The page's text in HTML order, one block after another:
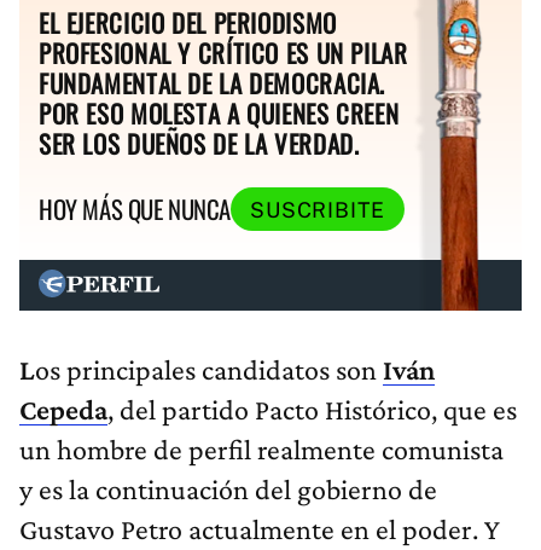
EL EJERCICIO DEL PERIODISMO
PROFESIONAL Y CRÍTICO ES UN PILAR
FUNDAMENTAL DE LA DEMOCRACIA.
POR ESO MOLESTA A QUIENES CREEN
SER LOS DUEÑOS DE LA VERDAD.
HOY MÁS QUE NUNCA
SUSCRIBITE
Los principales candidatos son Iván
Cepeda, del partido Pacto Histórico, que es
un hombre de perfil realmente comunista
y es la continuación del gobierno de
Gustavo Petro actualmente en el poder. Y